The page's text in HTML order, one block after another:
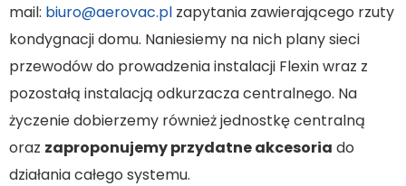
mail: biuro@aerovac.pl zapytania zawierającego rzuty
kondygnacji domu. Naniesiemy na nich plany sieci
przewodów do prowadzenia instalacji Flexin wraz z
pozostałą instalacją odkurzacza centralnego. Na
życzenie dobierzemy również jednostkę centralną
oraz zaproponujemy przydatne akcesoria do
działania całego systemu.